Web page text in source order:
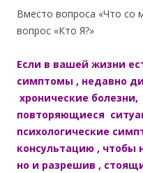
Вместо вопроса «Что со
вопрос «Кто Я?»
Если в вашей жизни
симптомы , недавно
хронические
повторяющиеся
психологические
консультацию , чтобы
но и разрешив ,